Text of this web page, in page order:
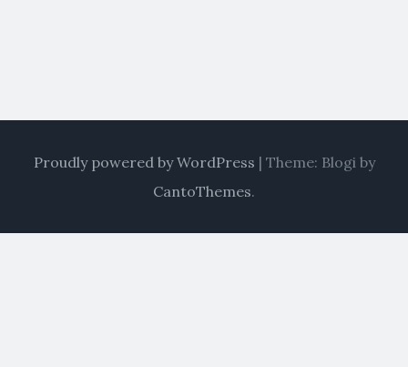
Proudly powered by WordPress | Theme: Blogi by
CantoThemes.